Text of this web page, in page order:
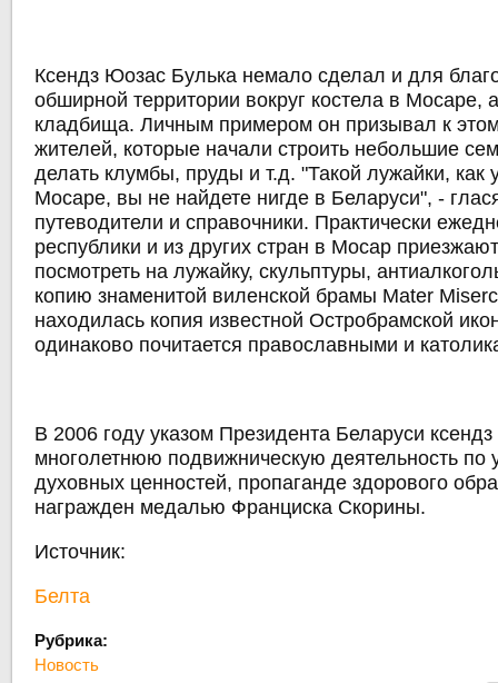
Ксендз Юозас Булька немало сделал и для
обширной территории вокруг костела в Мосаре,
кладбища. Личным примером он призывал к
жителей, которые начали строить небольшие
делать клумбы, пруды и т.д. "Такой лужайки, как
Мосаре, вы не найдете нигде в Беларуси", -
путеводители и справочники. Практически
республики и из других стран в Мосар
посмотреть на лужайку, скульптуры,
копию знаменитой виленской брамы Mater
находилась копия известной Остробрамской
одинаково почитается православными и
В 2006 году указом Президента Беларуси
многолетнюю подвижническую деятельность по
духовных ценностей, пропаганде здорового
награжден медалью Франциска Скорины.
Источник:
Белта
Рубрика:
Новость